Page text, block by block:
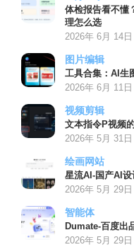
体检报告看不懂
理怎么选
2026年 6月 14日
图片编辑
工具合集：AI生
2026年 6月 11日
视频剪辑
文本指令P视频
2026年 5月 31日
绘画网站
星流AI-国产AI
2026年 5月 29日
智能体
Dumate-百度出
2026年 5月 29日